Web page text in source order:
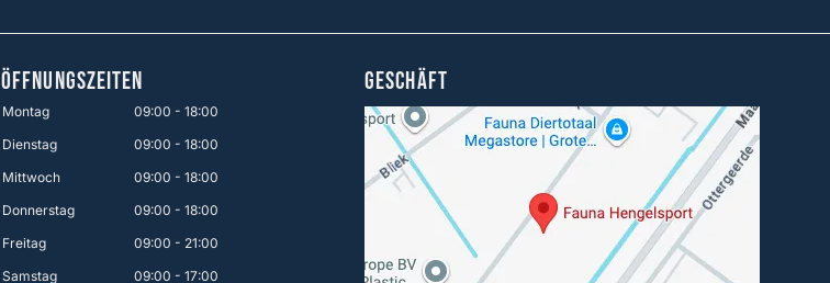
ÖFFNUNGSZEITEN
Montag
09:00 - 18:00
Dienstag
09:00 - 18:00
Mittwoch
09:00 - 18:00
Donnerstag
09:00 - 18:00
Freitag
09:00 - 21:00
Samstag
09:00 - 17:00
GESCHÄFT